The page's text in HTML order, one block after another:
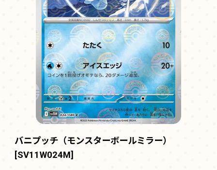
バニプッチ（モンスターボールミラー）
[SV11W024M]